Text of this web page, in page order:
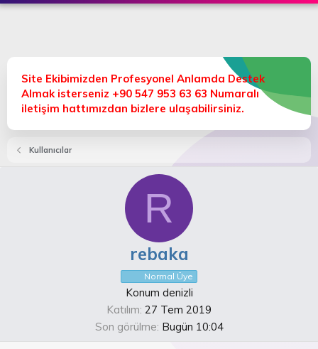
Site Ekibimizden Profesyonel Anlamda Destek
Almak isterseniz +90 547 953 63 63 Numaralı
iletişim hattımızdan bizlere ulaşabilirsiniz.
Kullanıcılar
R
rebaka
Normal Üye
Konum denizli
Katılım 27 Tem 2019
Son görülme Bugün 10:04